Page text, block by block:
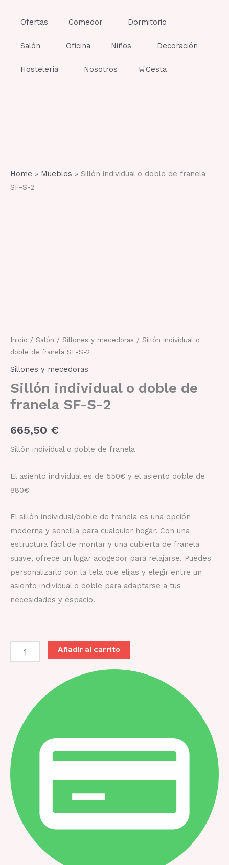
Ofertas Comedor Dormitorio
Salón Oficina Niños Decoración
Hostelería Nosotros 🛒Cesta
Home » Muebles » Sillón individual o doble de franela
SF-S-2
Inicio / Salón / Sillones y mecedoras / Sillón individual o
doble de franela SF-S-2
Sillones y mecedoras
Sillón individual o doble de
franela SF-S-2
665,50 €
Sillón individual o doble de franela
El asiento individual es de 550€ y el asiento doble de
880€
El sillón individual/doble de franela es una opción
moderna y sencilla para cualquier hogar. Con una
estructura fácil de montar y una cubierta de franela
suave, ofrece un lugar acogedor para relajarse. Puedes
personalizarlo con la tela que elijas y elegir entre un
asiento individual o doble para adaptarse a tus
necesidades y espacio.
Añadir al carrito